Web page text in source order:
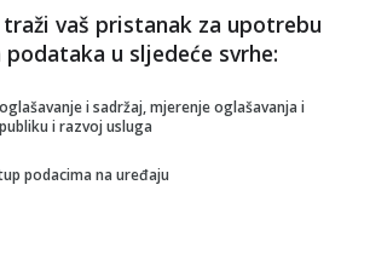
vrijeme u prvom dijelu
povećanja oblačnosti koje će
Temperature će ostati visoke, uz
29 i 35 stepeni.
vaš pristanak za upotrebu
podataka u sljedeće svrhe:
i sadržaj, mjerenje oglašavanja i
i razvoj usluga
podacima na uređaju